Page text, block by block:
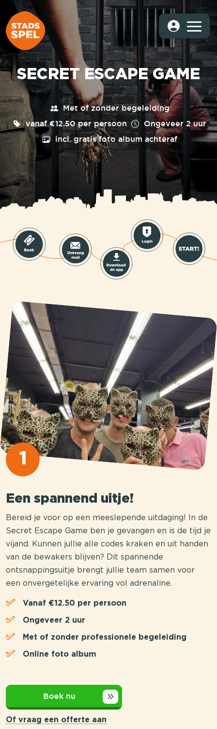
SECRET ESCAPE GAME
Met of zonder begeleiding
vanaf €12.50 per persoon
Ongeveer 2 uur
incl. gratis foto album achteraf
1
Een spannend uitje!
Bereid je voor op een meeslepende uitdaging! In de
Secret Escape Game ben je gevangen en is de tijd je
vijand. Kunnen jullie alle codes kraken en uit handen
van de bewakers blijven? Dit spannende
ontsnappingsuitje brengt jullie team samen voor
een onvergetelijke ervaring vol adrenaline.
Vanaf €12.50 per persoon
Ongeveer 2 uur
Met of zonder professionele begeleiding
Online foto album
Boek nu
Of vraag een offerte aan